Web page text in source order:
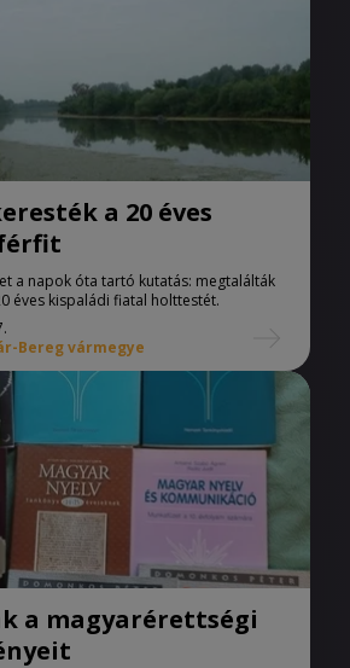
a 20 éves
a napok óta tartó kutatás: megtalálták
éves kispaládi fiatal holttestét.
Bereg vármegye
a magyarérettségi